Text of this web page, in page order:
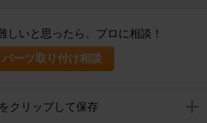
しいと思ったら、プロに相談！
パーツ取り付け相談
クリップして保存